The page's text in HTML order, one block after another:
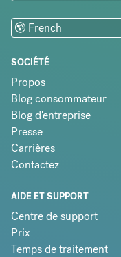
SOCIÉTÉ
Propos
Blog consommateur
Blog d'entreprise
Presse
Carrières
Contactez
AIDE ET SUPPORT
Centre de support
Prix
Temps de traitement